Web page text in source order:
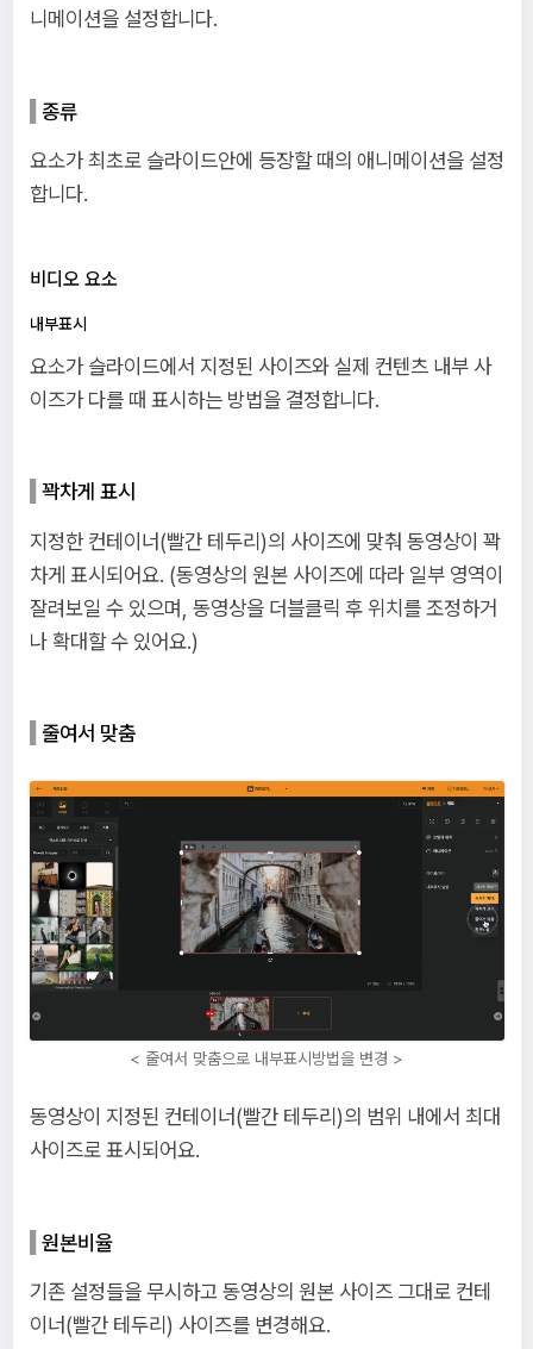
니메이션을 설정합니다.
종류
요소가 최초로 슬라이드안에 등장할 때의 애니메이션을 설정
합니다.
비디오 요소
내부표시
요소가 슬라이드에서 지정된 사이즈와 실제 컨텐츠 내부 사
이즈가 다를 때 표시하는 방법을 결정합니다.
꽉차게 표시
지정한 컨테이너(빨간 테두리)의 사이즈에 맞춰 동영상이 꽉
차게 표시되어요. (동영상의 원본 사이즈에 따라 일부 영역이
잘려보일 수 있으며, 동영상을 더블클릭 후 위치를 조정하거
나 확대할 수 있어요.)
줄여서 맞춤
< 줄여서 맞춤으로 내부표시방법을 변경 >
동영상이 지정된 컨테이너(빨간 테두리)의 범위 내에서 최대
사이즈로 표시되어요.
원본비율
기존 설정들을 무시하고 동영상의 원본 사이즈 그대로 컨테
이너(빨간 테두리) 사이즈를 변경해요.